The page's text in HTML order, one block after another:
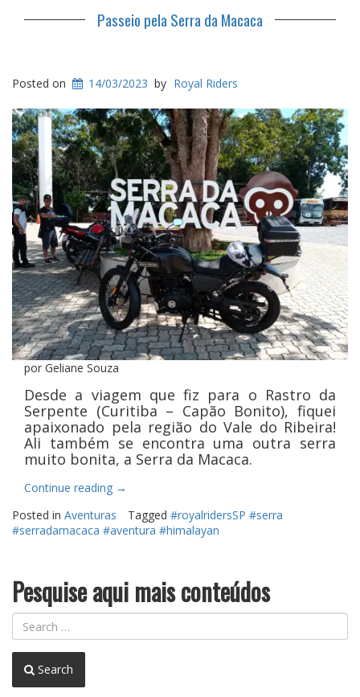
Passeio pela Serra da Macaca
Posted on 14/03/2023 by Royal Riders
por Geliane Souza
Desde a viagem que fiz para o Rastro da
Serpente (Curitiba – Capão Bonito), fiquei
apaixonado pela região do Vale do Ribeira!
Ali também se encontra uma outra serra
muito bonita, a Serra da Macaca.
Continue reading “Passeio
Serra
da
→
Posted in Aventuras Tagged #royalridersSP #serra
#serradamacaca #aventura #himalayan
Pesquise aqui mais conteúdos
Search